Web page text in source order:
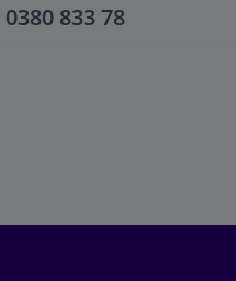
0380 833 78